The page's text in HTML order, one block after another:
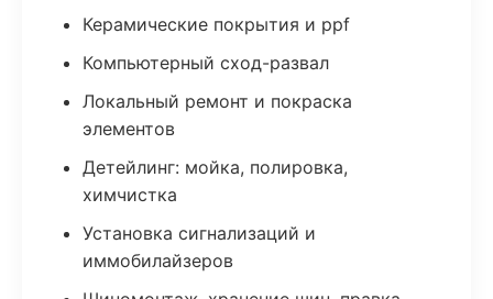
Керамические покрытия и ppf
Компьютерный сход-развал
Локальный ремонт и покраска
элементов
Детейлинг: мойка, полировка,
химчистка
Установка сигнализаций и
иммобилайзеров